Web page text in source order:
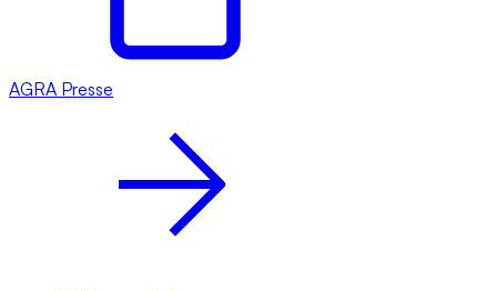
AGRA Presse